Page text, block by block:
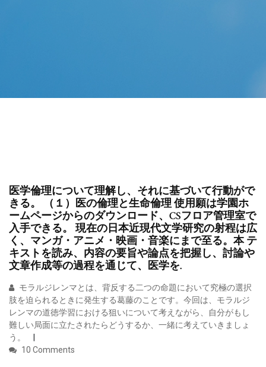
医学倫理について理解し、それに基づいて行動がで
きる。 （１）医の倫理と生命倫理 使用願は学園ホ
ームページからのダウンロード、CSフロア管理室で
入手できる。 現在の日本近現代文学研究の射程は広
く、マンガ・アニメ・映画・音楽にまで至る。本 テ
キストを読み、内容の要旨や論点を把握し、討論や
文章作成等の過程を通じて、医学を.
モラルジレンマとは、背反する二つの命題において究極の選択
肢を迫られるときに発生する葛藤のことです。今回は、モラルジ
レンマの道徳学習における狙いについて考えながら、自分がもし
難しい局面に立たされたらどうするか、一緒に考えていきましょ
う。
10 Comments